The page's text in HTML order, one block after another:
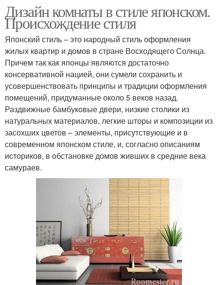
Дизайн комнаты в стиле японском.
Происхождение стиля
Японский стиль – это народный стиль оформления
жилых квартир и домов в стране Восходящего Солнца.
Причем так как японцы являются достаточно
консервативной нацией, они сумели сохранить и
усовершенствовать принципы и традиции оформления
помещений, придуманные около 5 веков назад.
Раздвижные бамбуковые двери, низкие столики из
натуральных материалов, легкие шторы и композиции из
засохших цветов – элементы, присутствующие и в
современном японском стиле, и, согласно описаниям
историков, в обстановке домов живших в средние века
самураев.